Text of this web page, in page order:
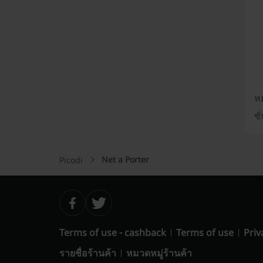
ห
ชั่
Picodi Net a Porter
Terms of use - cashback Terms of use
รายชื่อร้านค้า
หมวดหมู่ร้านค้า